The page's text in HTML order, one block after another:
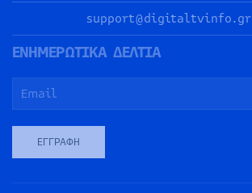
support@digitaltvinfo.gr
ΕΝΗΜΕΡΩΤΙΚΑ ΔΕΛΤΙΑ
ΕΓΓΡΑΦΉ